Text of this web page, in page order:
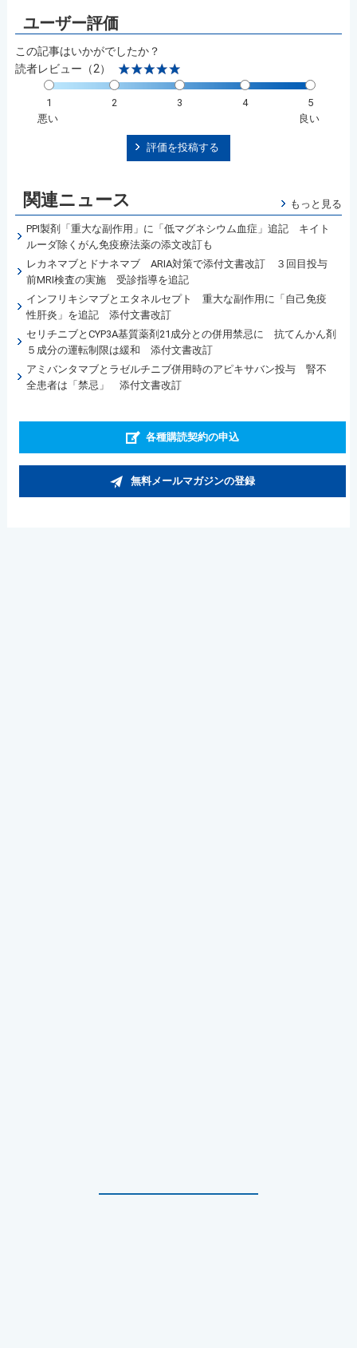
この記事はいかがでしたか？
読者レビュー（2）
1 2 3 4
5
悪い
良い
評価を投稿する
関連ニュース もっと見る
PPI製剤「重大な副作用」に「低マグネシウム血症」追記 キイト
ルーダ除くがん免疫療法薬の添文改訂も
レカネマブとドナネマブ ARIA対策で添付文書改訂 ３回目投与
前MRI検査の実施 受診指導を追記
インフリキシマブとエタネルセプト 重大な副作用に「自己免疫
性肝炎」を追記 添付文書改訂
セリチニブとCYP3A基質薬剤21成分との併用禁忌に 抗てんかん剤
５成分の運転制限は緩和 添付文書改訂
アミバンタマブとラゼルチニブ併用時のアピキサバン投与 腎不
全患者は「禁忌」 添付文書改訂
各種購読契約の申込
無料メールマガジンの登録